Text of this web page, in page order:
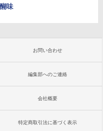
味
お問い合わせ
編集部へのご連絡
会社概要
特定商取引法に基づく表示